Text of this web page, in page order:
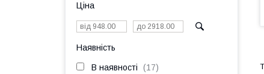
Ціна
Наявність
В наявності 17